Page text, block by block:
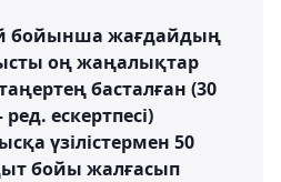
бойынша жағдайдың
оң жаңалықтар
басталған (30
ескертпесі)
үзілістермен 50
бойы жалғасып